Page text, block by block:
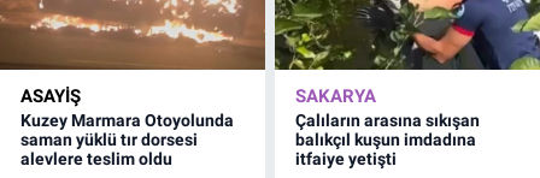
ASAYİŞ
Kuzey Marmara Otoyolunda
saman yüklü tır dorsesi
alevlere teslim oldu
SAKARYA
Çalıların arasına sıkışan
balıkçıl kuşun imdadına
itfaiye yetişti